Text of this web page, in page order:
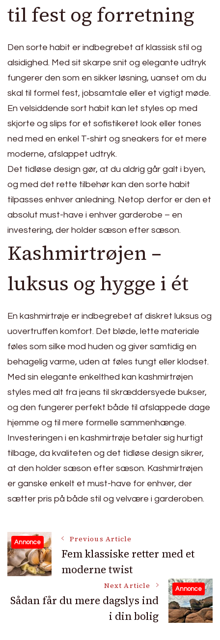
til fest og forretning
Den sorte habit er indbegrebet af klassisk stil og
alsidighed. Med sit skarpe snit og elegante udtryk
fungerer den som en sikker løsning, uanset om du
skal til formel fest, jobsamtale eller et vigtigt møde.
En velsiddende sort habit kan let styles op med
skjorte og slips for et sofistikeret look eller tones
ned med en enkel T-shirt og sneakers for et mere
moderne, afslappet udtryk.
Det tidløse design gør, at du aldrig går galt i byen,
og med det rette tilbehør kan den sorte habit
tilpasses enhver anledning. Netop derfor er den et
absolut must-have i enhver garderobe – en
investering, der holder sæson efter sæson.
Kashmirtrøjen –
luksus og hygge i ét
En kashmirtrøje er indbegrebet af diskret luksus og
uovertruffen komfort. Det bløde, lette materiale
føles som silke mod huden og giver samtidig en
behagelig varme, uden at føles tungt eller klodset.
Med sin elegante enkelthed kan kashmirtrøjen
styles med alt fra jeans til skræddersyede bukser,
og den fungerer perfekt både til afslappede dage
hjemme og til mere formelle sammenhænge.
Investeringen i en kashmirtrøje betaler sig hurtigt
tilbage, da kvaliteten og det tidløse design sikrer,
at den holder sæson efter sæson. Kashmirtrøjen
er ganske enkelt et must-have for enhver, der
sætter pris på både stil og velvære i garderoben.
Post
Navigation
Annonce Previous Article
Fem klassiske retter med et
moderne twist
Annonce
Next Article
Sådan får du mere dagslys ind
i din bolig